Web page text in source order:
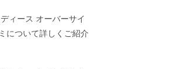
ィース オーバーサイ
について詳しくご紹介